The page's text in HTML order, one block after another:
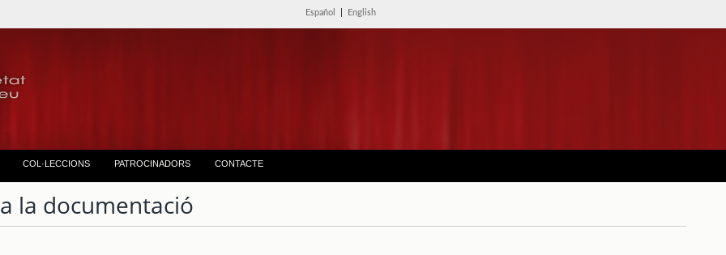
Español English
COL·LECCIONS PATROCINADORS CONTACTE
la documentació